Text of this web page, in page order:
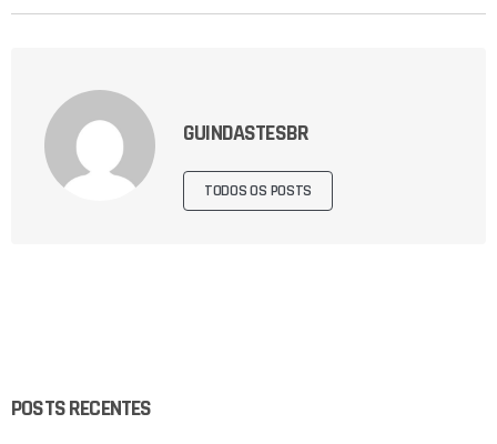
GUINDASTESBR
TODOS OS POSTS
POSTS RECENTES